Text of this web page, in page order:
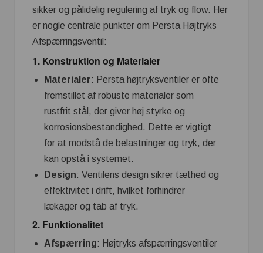
sikker og pålidelig regulering af tryk og flow. Her
er nogle centrale punkter om Persta Højtryks
Afspærringsventil:
1. Konstruktion og Materialer
Materialer: Persta højtryksventiler er ofte
fremstillet af robuste materialer som
rustfrit stål, der giver høj styrke og
korrosionsbestandighed. Dette er vigtigt
for at modstå de belastninger og tryk, der
kan opstå i systemet.
Design: Ventilens design sikrer tæthed og
effektivitet i drift, hvilket forhindrer
lækager og tab af tryk.
2. Funktionalitet
Afspærring: Højtryks afspærringsventiler